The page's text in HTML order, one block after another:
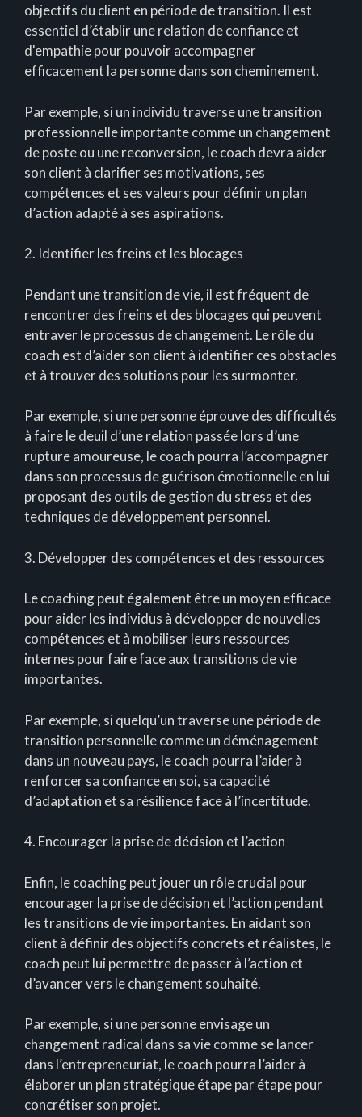
objectifs du client en période de transition. Il est
essentiel d’établir une relation de confiance et
d'empathie pour pouvoir accompagner
efficacement la personne dans son cheminement.
Par exemple, si un individu traverse une transition
professionnelle importante comme un changement
de poste ou une reconversion, le coach devra aider
son client à clarifier ses motivations, ses
compétences et ses valeurs pour définir un plan
d’action adapté à ses aspirations.
2. Identifier les freins et les blocages
Pendant une transition de vie, il est fréquent de
rencontrer des freins et des blocages qui peuvent
entraver le processus de changement. Le rôle du
coach est d’aider son client à identifier ces obstacles
et à trouver des solutions pour les surmonter.
Par exemple, si une personne éprouve des difficultés
à faire le deuil d’une relation passée lors d’une
rupture amoureuse, le coach pourra l’accompagner
dans son processus de guérison émotionnelle en lui
proposant des outils de gestion du stress et des
techniques de développement personnel.
3. Développer des compétences et des ressources
Le coaching peut également être un moyen efficace
pour aider les individus à développer de nouvelles
compétences et à mobiliser leurs ressources
internes pour faire face aux transitions de vie
importantes.
Par exemple, si quelqu’un traverse une période de
transition personnelle comme un déménagement
dans un nouveau pays, le coach pourra l’aider à
renforcer sa confiance en soi, sa capacité
d’adaptation et sa résilience face à l’incertitude.
4. Encourager la prise de décision et l’action
Enfin, le coaching peut jouer un rôle crucial pour
encourager la prise de décision et l’action pendant
les transitions de vie importantes. En aidant son
client à définir des objectifs concrets et réalistes, le
coach peut lui permettre de passer à l’action et
d’avancer vers le changement souhaité.
Par exemple, si une personne envisage un
changement radical dans sa vie comme se lancer
dans l’entrepreneuriat, le coach pourra l’aider à
élaborer un plan stratégique étape par étape pour
concrétiser son projet.